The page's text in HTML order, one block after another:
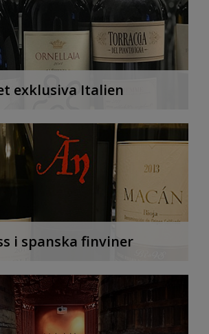
exklusiva Italien
i spanska finviner